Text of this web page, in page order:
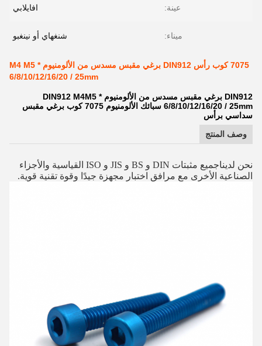
عينة: افايلابي
ميناء: شنغهاي أو نينغبو
7075 كوب رأس DIN912 برغي مقبس مسدس من الألومنيوم M4 M5 *
6/8/10/12/16/20 / 25mm
DIN912 برغي مقبس مسدس من الألومنيوم DIN912 M4M5 *
6/8/10/12/16/20 / 25mm سبائك الألومنيوم 7075 كوب برغي مقبس
سداسي برأس
وصف المنتج
نحن لدينا
جميع مثبتات DIN و BS و JIS و ISO القياسية والأجزاء
الصناعية الأخرى مع مرافق اختبار مجهزة جيدًا وقوة تقنية قوية.